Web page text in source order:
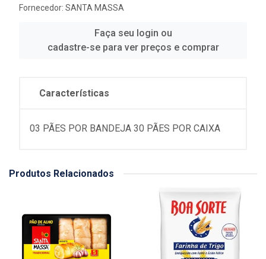
Fornecedor: SANTA MASSA
Faça seu login ou
cadastre-se para ver preços e comprar
Características
03 PÃES POR BANDEJA 30 PÃES POR CAIXA
Produtos Relacionados